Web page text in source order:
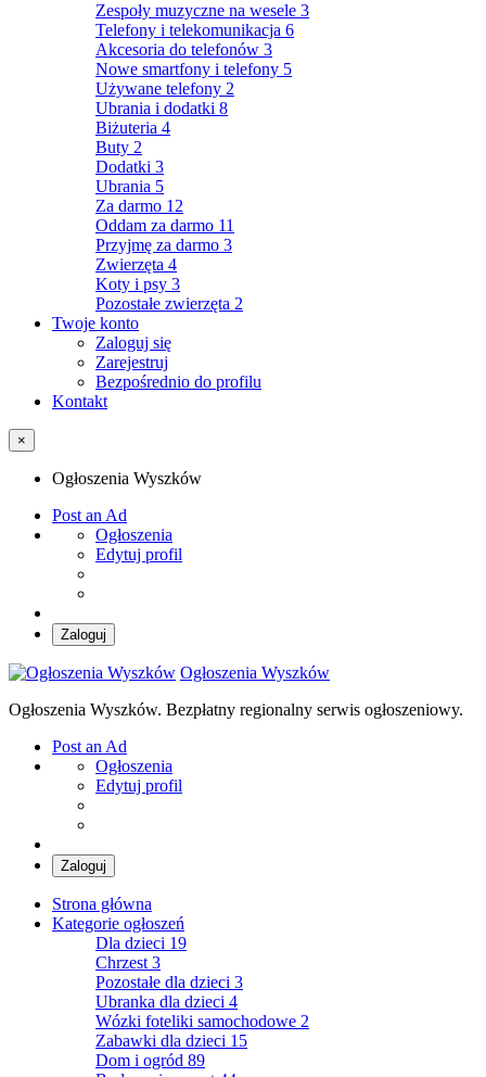
Zespoły muzyczne na wesele 3
Telefony i telekomunikacja 6
Akcesoria do telefonów 3
Nowe smartfony i telefony 5
Używane telefony 2
Ubrania i dodatki 8
Biżuteria 4
Buty 2
Dodatki 3
Ubrania 5
Za darmo 12
Oddam za darmo 11
Przyjmę za darmo 3
Zwierzęta 4
Koty i psy 3
Pozostałe zwierzęta 2
Twoje konto
Zaloguj się
Zarejestruj
Bezpośrednio do profilu
Kontakt
×
Ogłoszenia Wyszków
Post an Ad
Ogłoszenia
Edytuj profil
Zaloguj
Ogłoszenia Wyszków
Ogłoszenia Wyszków. Bezpłatny regionalny serwis ogłoszeniowy.
Post an Ad
Ogłoszenia
Edytuj profil
Zaloguj
Strona główna
Kategorie ogłoszeń
Dla dzieci 19
Chrzest 3
Pozostałe dla dzieci 3
Ubranka dla dzieci 4
Wózki foteliki samochodowe 2
Zabawki dla dzieci 15
Dom i ogród 89